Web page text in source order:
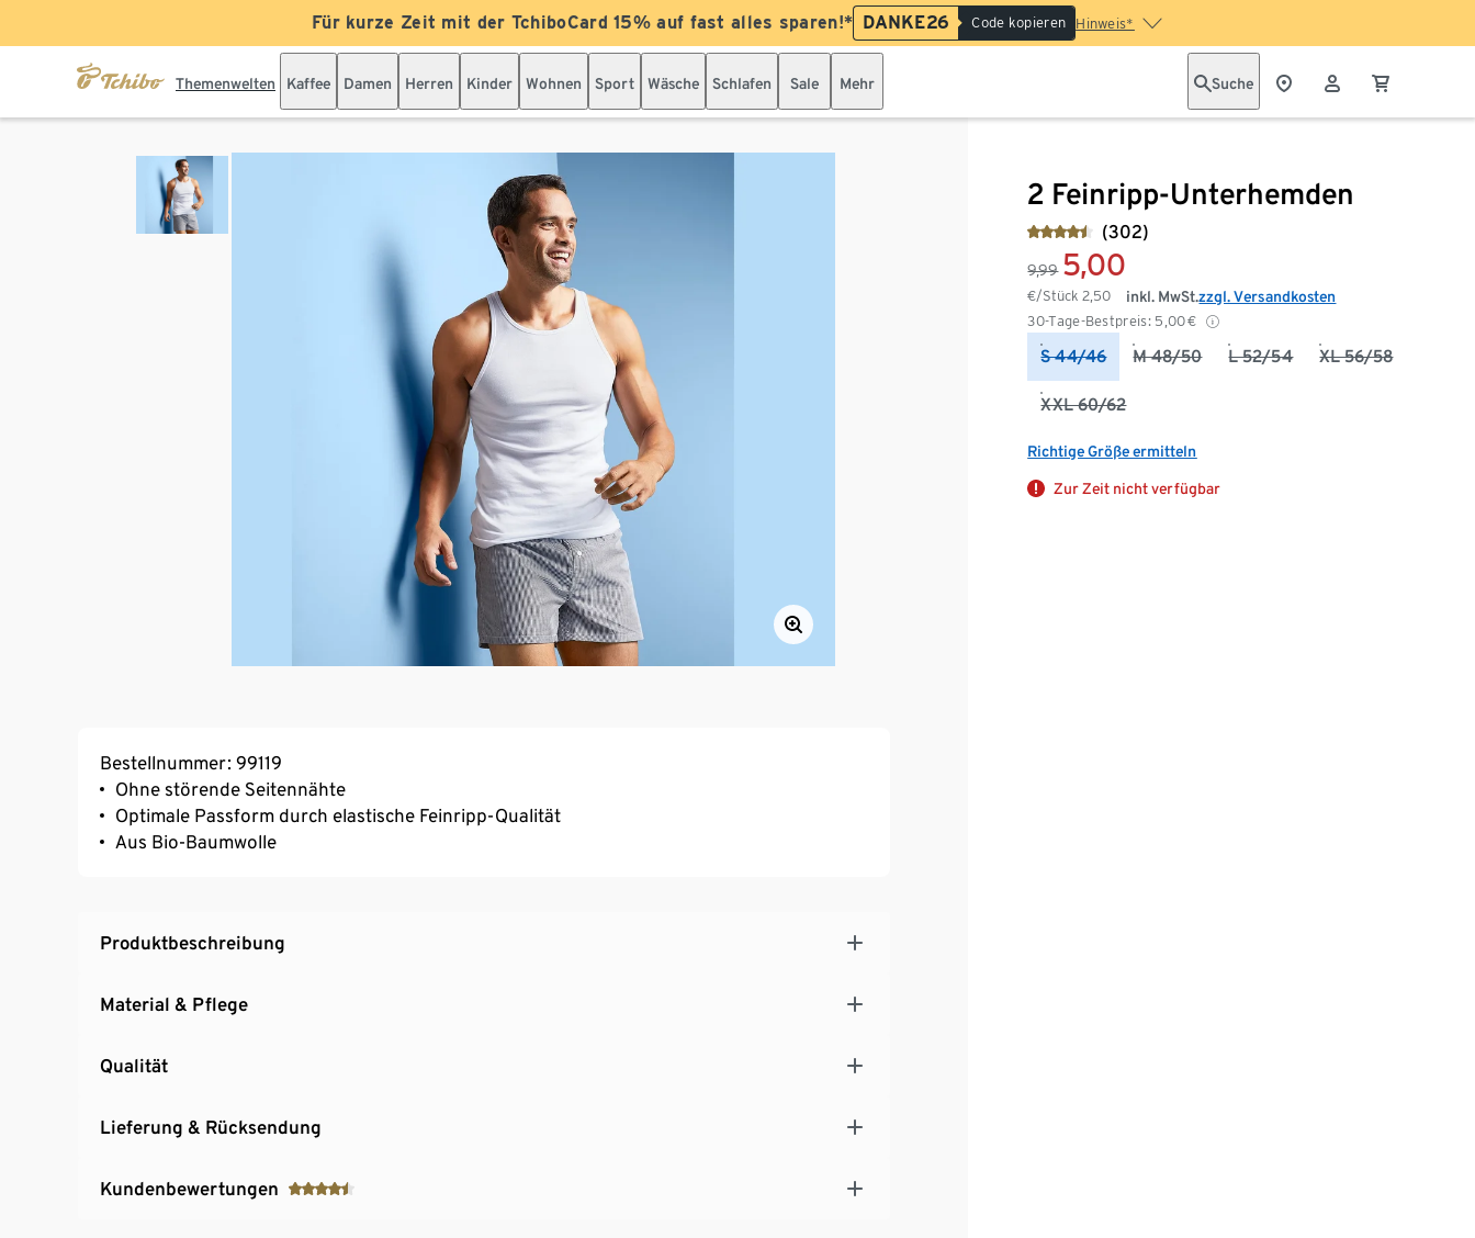
Für kurze Zeit mit der TchiboCard 15% auf fast alles sparen!* DANKE26 Code kopieren Hinweis*
Themenwelten Kaffee Damen Herren Kinder Wohnen Sport Wäsche Schlafen Sale Mehr Suche
2 Feinripp-Unterhemden
(302)
9,99 5,00
€/Stück2,50
30-Tage-Bestpreis: 5,00€
inkl. MwSt.zzgl. Versandkosten
S 44/46 M 48/50 L 52/54 XL 56/58
XXL 60/62
Richtige Größe ermitteln
Zur Zeit nicht verfügbar
Bestellnummer: 99119
Ohne störende Seitennähte
Optimale Passform durch elastische Feinripp-Qualität
Aus Bio-Baumwolle
Produktbeschreibung
Material & Pflege
Qualität
Lieferung & Rücksendung
Kundenbewertungen